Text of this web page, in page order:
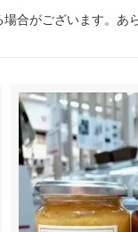
合がございます。あ